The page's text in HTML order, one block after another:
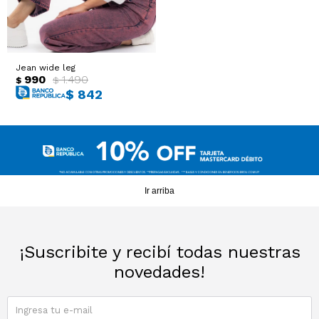
Jean wide leg
$ 990 $ 1.490
$ 842
Ir arriba
¡Suscribite y recibí todas nuestras
novedades!
Sacos
Abrigos
T-shirts y Tops